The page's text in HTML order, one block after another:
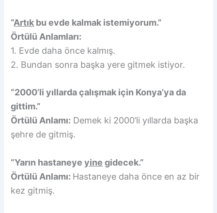
“Artık bu evde kalmak istemiyorum.”
Örtülü Anlamları:
1. Evde daha önce kalmış.
2. Bundan sonra başka yere gitmek istiyor.
“2000’li yıllarda çalışmak için Konya’ya da
gittim.”
Örtülü Anlamı: Demek ki 2000’li yıllarda başka
şehre de gitmiş.
“Yarın hastaneyeyine gidecek.”
Örtülü Anlamı: Hastaneye daha önce en az bir
kez gitmiş.